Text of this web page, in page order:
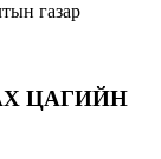
газар
ЦАГИЙН